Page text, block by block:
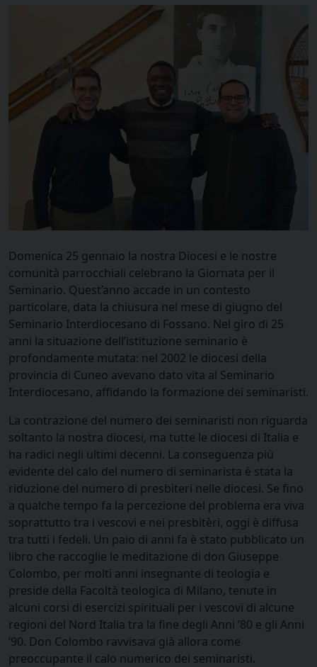
Domenica 25 gennaio la nostra Diocesi e le nostre
comunità parrocchiali celebrano la Giornata per il
Seminario. Quest’anno accade in un contesto
particolare, data la chiusura nel mese di giugno del
Seminario Interdiocesano di Fossano. Nel giro di 25
anni la situazione dell’istituzione seminario è
profondamente mutata: nel 2002 le diocesi della
provincia di Cuneo avevano dato vita al Seminario
Interdiocesano, affidando la formazione dei seminaristi.
La contrazione del numero dei seminaristi non riguarda
soltanto la nostra diocesi, ma tutte le diocesi di Italia e
ha radici negli ultimi decenni. La conseguenza più
evidente del calo del numero di seminarista è stata la
riduzione del numero di presbìteri nelle diocesi. Se fino
a qualche tempo fa la percezione del problema era viva
soprattutto tra i vescovi e nei presbitèri, oggi è diffusa
tra tutti i fedeli. Un paio di anni fa è stato pubblicato un
libro che raccoglie le meditazione di don Giuseppe
Colombo, per molti anni insegnante di teologia e
preside della Facoltà teologica di Milano, tenute in
alcuni corsi di esercizi spirituali per i vescovi di alcune
regioni del Nord Italia tra la fine degli Anni ’80 e gli Anni
’90. Don Colombo ravvisava già allora come
preoccupante il calo numerico dei seminaristi.